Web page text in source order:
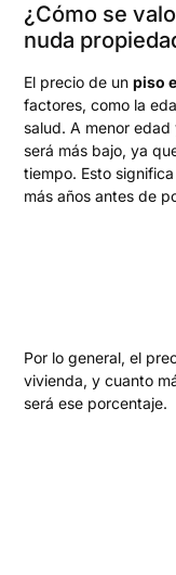
¿Cómo se
nuda
El precio de unpiso
factores, como la
salud. A menor
será más bajo, ya
tiempo. Esto
más años antes de
Por lo general, el
vivienda, y cuanto
será ese porcentaje.